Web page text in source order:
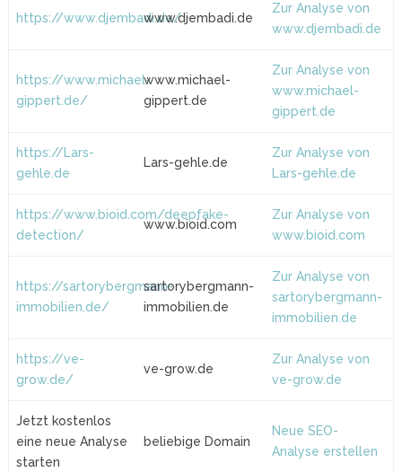
https://www.djembadi.de/www.djembadi.de
Zur Analyse von
www.djembadi.de
https://www.michael-
gippert.de/
www.michael-
gippert.de
Zur Analyse von
www.michael-
gippert.de
https://Lars-
gehle.de
Lars-gehle.de
Zur Analyse von
Lars-gehle.de
https://www.bioid.com/deepfake-
detection/
www.bioid.com
Zur Analyse von
www.bioid.com
https://sartorybergmann-
immobilien.de/
sartorybergmann-
immobilien.de
Zur Analyse von
sartorybergmann-
immobilien.de
https://ve-
grow.de/
ve-grow.de
Zur Analyse von
ve-grow.de
Jetzt kostenlos
eine neue Analyse
starten
beliebige Domain
Neue SEO-
Analyse erstellen